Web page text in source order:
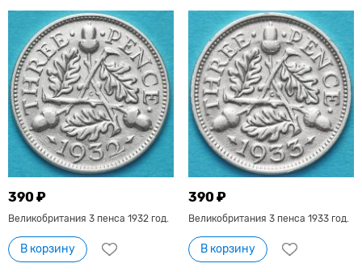
390 ₽
Великобритания 3 пенса 1932 год.
В корзину
390 ₽
Великобритания 3 пенса 1933 год.
В корзину